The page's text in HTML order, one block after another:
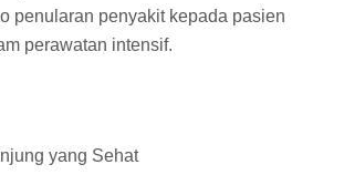
penularan penyakit kepada pasien
perawatan intensif.
yang Sehat